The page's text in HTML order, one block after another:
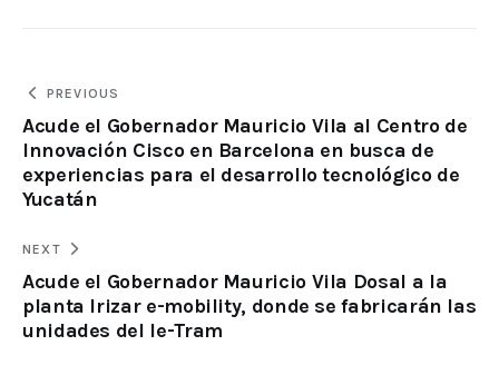
PREVIOUS
Acude el Gobernador Mauricio Vila al Centro de
Innovación Cisco en Barcelona en busca de
experiencias para el desarrollo tecnológico de
Yucatán
NEXT
Acude el Gobernador Mauricio Vila Dosal a la
planta Irizar e-mobility, donde se fabricarán las
unidades del Ie-Tram